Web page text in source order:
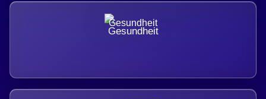
Gesundheit